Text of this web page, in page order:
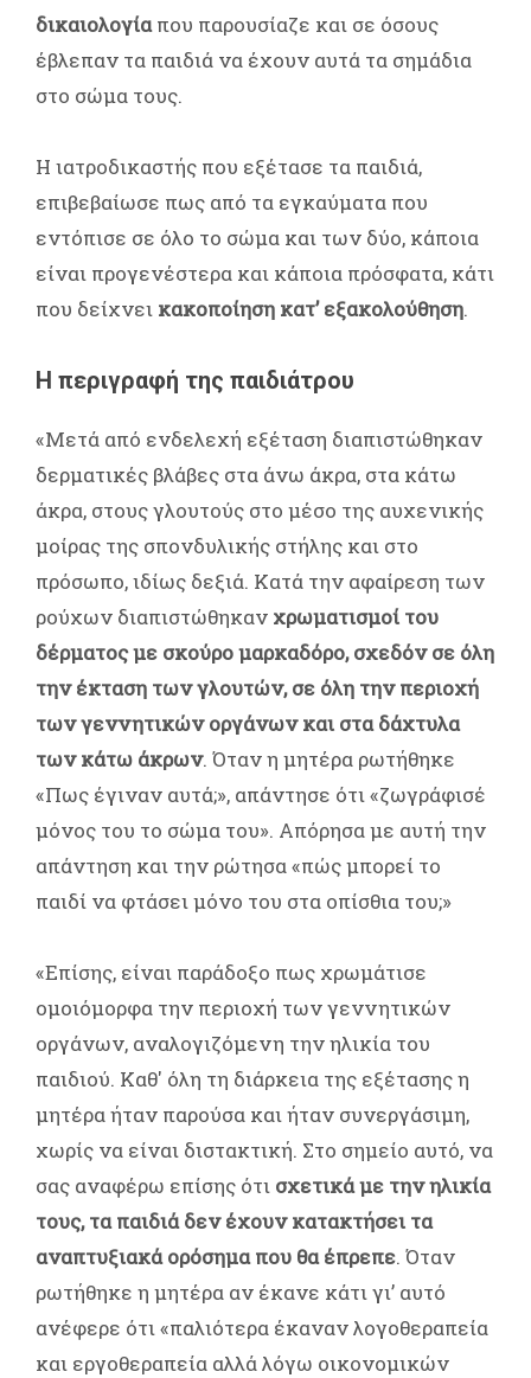
δικαιολογίαπου παρουσίαζε και σε όσους
έβλεπαν τα παιδιά να έχουν αυτά τα σημάδια
στο σώμα τους.
Η ιατροδικαστής που εξέτασε τα παιδιά,
επιβεβαίωσε πως από τα εγκαύματα που
εντόπισε σε όλο το σώμα και των δύο, κάποια
είναι προγενέστερα και κάποια πρόσφατα, κάτι
που δείχνει κακοποίηση κατ’ εξακολούθηση.
Η περιγραφή της παιδιάτρου
«Μετά από ενδελεχή εξέταση διαπιστώθηκαν
δερματικές βλάβες στα άνω άκρα, στα κάτω
άκρα, στους γλουτούς στο μέσο της αυχενικής
μοίρας της σπονδυλικής στήλης και στο
πρόσωπο, ιδίως δεξιά. Κατά την αφαίρεση των
ρούχων διαπιστώθηκαν χρωματισμοί του
δέρματος με σκούρο μαρκαδόρο, σχεδόν σε όλη
την έκταση των γλουτών, σε όλη την περιοχή
των γεννητικών οργάνων και στα δάχτυλα
των κάτω άκρων. Όταν η μητέρα ρωτήθηκε
«Πως έγιναν αυτά;», απάντησε ότι «ζωγράφισέ
μόνος του το σώμα του». Απόρησα με αυτή την
απάντηση και την ρώτησα «πώς μπορεί το
παιδί να φτάσει μόνο του στα οπίσθια του;»
«Επίσης, είναι παράδοξο πως χρωμάτισε
ομοιόμορφα την περιοχή των γεννητικών
οργάνων, αναλογιζόμενη την ηλικία του
παιδιού. Καθ' όλη τη διάρκεια της εξέτασης η
μητέρα ήταν παρούσα και ήταν συνεργάσιμη,
χωρίς να είναι διστακτική. Στο σημείο αυτό, να
σας αναφέρω επίσης ότι σχετικά με την ηλικία
τους, τα παιδιά δεν έχουν κατακτήσει τα
αναπτυξιακά ορόσημα που θα έπρεπε. Όταν
ρωτήθηκε η μητέρα αν έκανε κάτι γι’ αυτό
ανέφερε ότι «παλιότερα έκαναν λογοθεραπεία
και εργοθεραπεία αλλά λόγω οικονομικών